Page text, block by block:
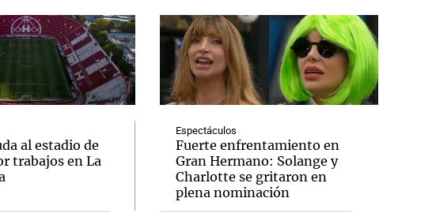
al estadio de
trabajos en La
Espectáculos
Fuerte enfrentamiento en
Gran Hermano: Solange y
Charlotte se gritaron en
plena nominación
Cadena 3 en Groenlandia
Notas